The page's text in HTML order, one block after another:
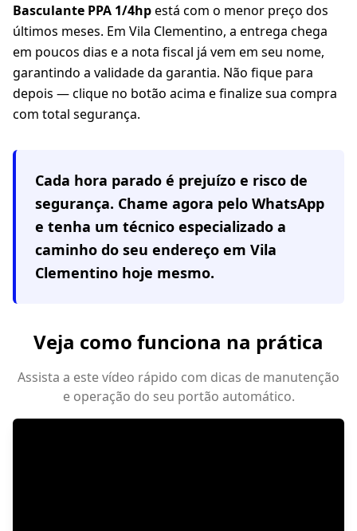
Basculante PPA 1/4hpestá com o menor preço dos
últimos meses. Em Vila Clementino, a entrega chega
em poucos dias e a nota fiscal já vem em seu nome,
garantindo a validade da garantia. Não fique para
depois — clique no botão acima e finalize sua compra
com total segurança.
Cada hora parado é prejuízo e risco de
segurança. Chame agora pelo WhatsApp
e tenha um técnico especializado a
caminho do seu endereço em Vila
Clementino hoje mesmo.
Veja como funciona na prática
Assista a este vídeo rápido com dicas de manutenção
e operação do seu portão automático.